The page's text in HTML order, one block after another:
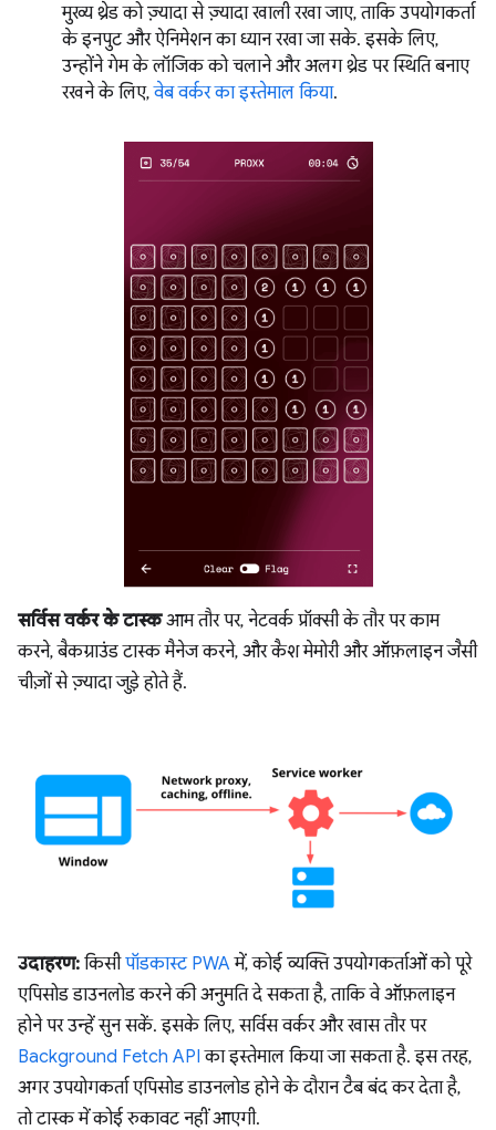
मुख्य थ्रेड को ज़्यादा से ज़्यादा खाली रखा जाए, ताकि उपयोगकर्ता
के इनपुट और ऐनिमेशन का ध्यान रखा जा सके. इसके लिए,
उन्होंने गेम के लॉजिक को चलाने और अलग थ्रेड पर स्थिति बनाए
रखने के लिए,वेब वर्कर का इस्तेमाल किया.
सर्विस वर्कर के टास्कआम तौर पर, नेटवर्क प्रॉक्सी के तौर पर काम
करने, बैकग्राउंड टास्क मैनेज करने, और कैश मेमोरी और ऑफ़लाइन जैसी
चीज़ों से ज़्यादा जुड़े होते हैं.
उदाहरण: किसीपॉडकास्ट PWAमें, कोई व्यक्ति उपयोगकर्ताओं को पूरे
एपिसोड डाउनलोड करने की अनुमति दे सकता है, ताकि वे ऑफ़लाइन
होने पर उन्हें सुन सकें. इसके लिए, सर्विस वर्कर और खास तौर पर
Background Fetch API का इस्तेमाल किया जा सकता है. इस तरह,
अगर उपयोगकर्ता एपिसोड डाउनलोड होने के दौरान टैब बंद कर देता है,
तो टास्क में कोई रुकावट नहीं आएगी.